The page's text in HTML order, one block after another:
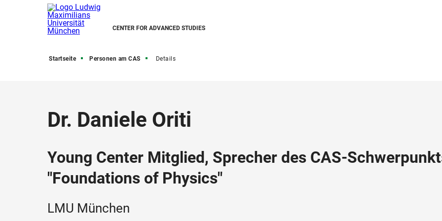
CENTER FOR ADVANCED STUDIES
Startseite Personen am CAS Details
Dr. Daniele Oriti
Young Center Mitglied, Sprecher des CAS-
"Foundations of Physics"
LMU München